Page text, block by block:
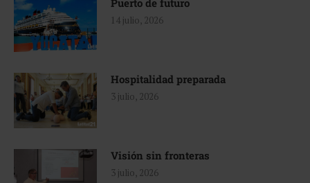
Puerto de futuro
14 julio, 2026
Hospitalidad preparada
3 julio, 2026
Visión sin fronteras
3 julio, 2026